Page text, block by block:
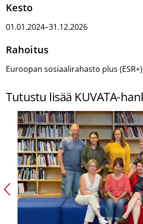
Kesto
01.01.2024–31.12.2026
Rahoitus
Euroopan sosiaalirahasto plus (ESR+)
Tutustu lisää KUVATA-